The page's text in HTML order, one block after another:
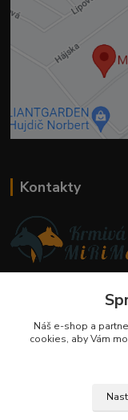
Kontakty
+421 944 394
Náš e-shop a
cookies, aby Vám